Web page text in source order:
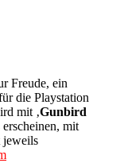
Freude, ein
die Playstation
mit ‚Gunbird
erscheinen, mit
jeweils